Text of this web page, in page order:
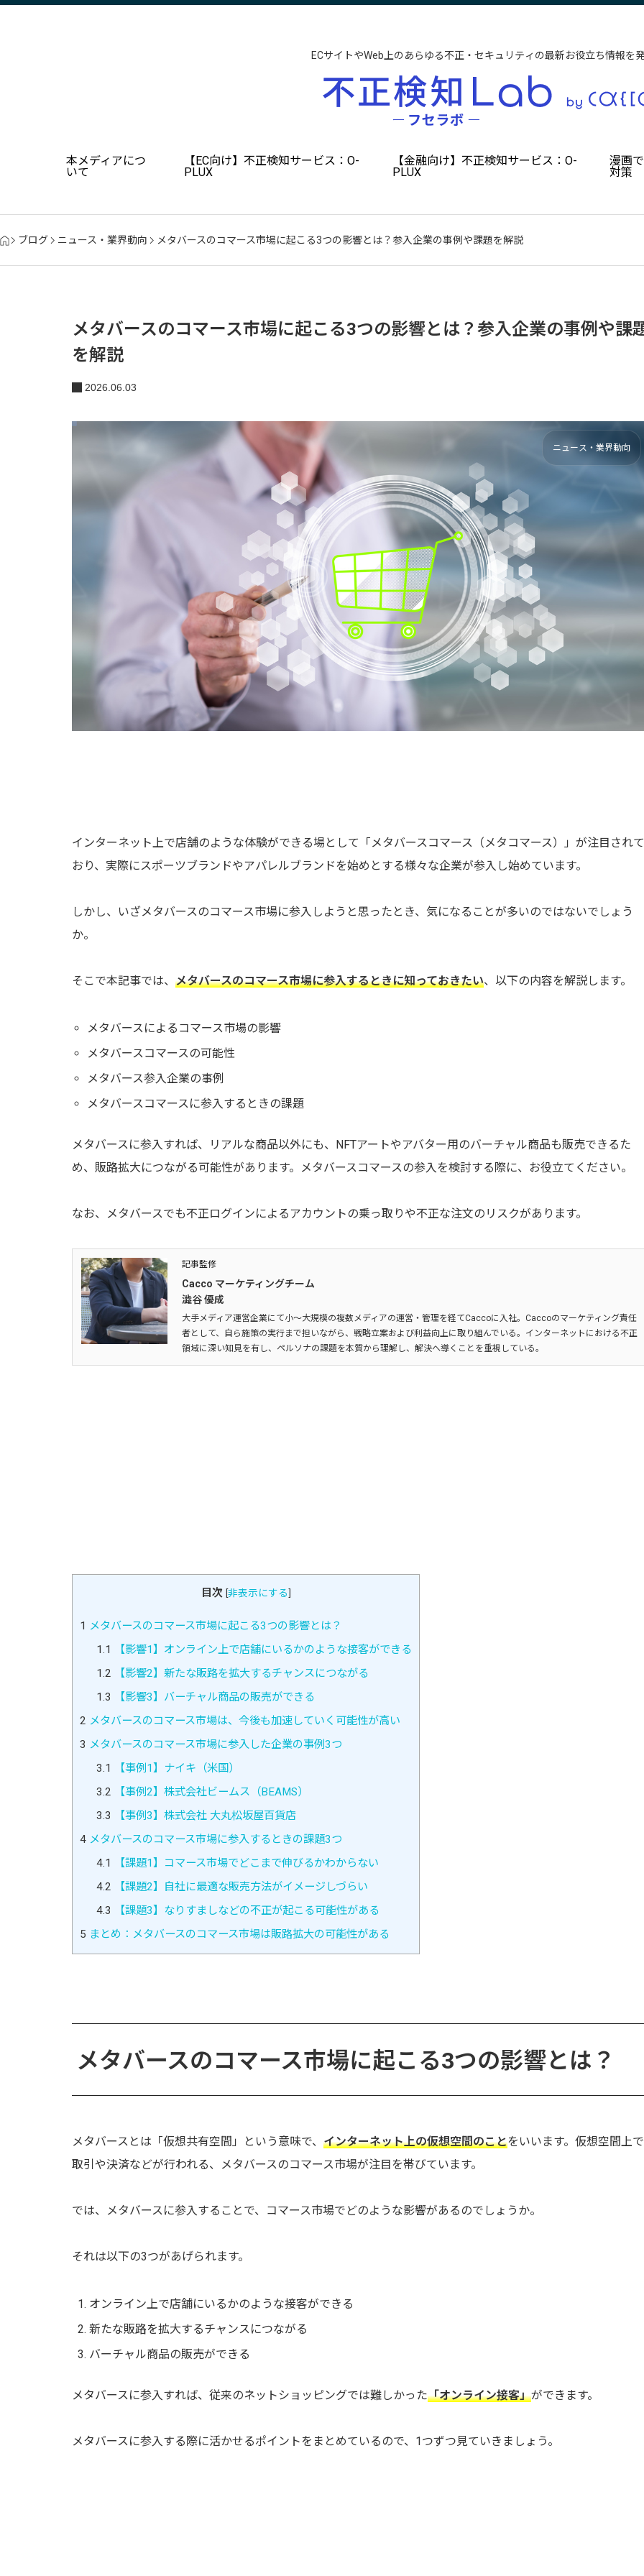
ECサイトやWeb上のあらゆる不正・セキュリティの最新お役立ち情報を
本メディアにつ
いて
【EC向け】不正検知サービス：O-
PLUX
【金融向け】不正検知サービス：O-
PLUX
漫画
対策
ブログ ニュース・業界動向 メタバースのコマース市場に起こる3つの影響とは？参入企業の事例や課題を解説
メタバースのコマース市場に起こる3つの影響とは？参入企業の事例や課
を解説
2026.06.03
ニュース・業界動向
インターネット上で店舗のような体験ができる場として「メタバースコマース（メタコマース）」が注目されて
おり、実際にスポーツブランドやアパレルブランドを始めとする様々な企業が参入し始めています。
しかし、いざメタバースのコマース市場に参入しようと思ったとき、気になることが多いのではないでしょう
か。
そこで本記事では、 メタバースのコマース市場に参入するときに知っておきたい、以下の内容を解説します。
メタバースによるコマース市場の影響
メタバースコマースの可能性
メタバース参入企業の事例
メタバースコマースに参入するときの課題
メタバースに参入すれば、リアルな商品以外にも、NFTアートやアバター用のバーチャル商品も販売できるた
め、販路拡大につながる可能性があります。メタバースコマースの参入を検討する際に、お役立てください。
なお、メタバースでも不正ログインによるアカウントの乗っ取りや不正な注文のリスクがあります。
記事監修
Cacco マーケティングチーム
澁谷 優成
大手メディア運営企業にて小～大規模の複数メディアの運営・管理を経てCaccoに入社。Caccoのマーケティング責任
者として、自ら施策の実行まで担いながら、戦略立案および利益向上に取り組んでいる。インターネットにおける不正
領域に深い知見を有し、ペルソナの課題を本質から理解し、解決へ導くことを重視している。
目次 [非表示にする]
1 メタバースのコマース市場に起こる3つの影響とは？
1.1
【影響1】オンライン上で店舗にいるかのような接客ができる
1.2 【影響2】新たな販路を拡大するチャンスにつながる
1.3 【影響3】バーチャル商品の販売ができる
2 メタバースのコマース市場は、今後も加速していく可能性が高い
3 メタバースのコマース市場に参入した企業の事例3つ
3.1
【事例1】ナイキ（米国）
3.2 【事例2】株式会社ビームス（BEAMS）
3.3 【事例3】株式会社 大丸松坂屋百貨店
4 メタバースのコマース市場に参入するときの課題3つ
4.1
【課題1】コマース市場でどこまで伸びるかわからない
4.2 【課題2】自社に最適な販売方法がイメージしづらい
4.3 【課題3】なりすましなどの不正が起こる可能性がある
5 まとめ：メタバースのコマース市場は販路拡大の可能性がある
メタバースのコマース市場に起こる3つの影響とは？
メタバースとは「仮想共有空間」という意味で、 インターネット上の仮想空間のことをいいます。仮想空間上で
取引や決済などが行われる、メタバースのコマース市場が注目を帯びています。
では、メタバースに参入することで、コマース市場でどのような影響があるのでしょうか。
それは以下の3つがあげられます。
オンライン上で店舗にいるかのような接客ができる
新たな販路を拡大するチャンスにつながる
バーチャル商品の販売ができる
メタバースに参入すれば、従来のネットショッピングでは難しかった「オンライン接客」ができます。
メタバースに参入する際に活かせるポイントをまとめているので、1つずつ見ていきましょう。